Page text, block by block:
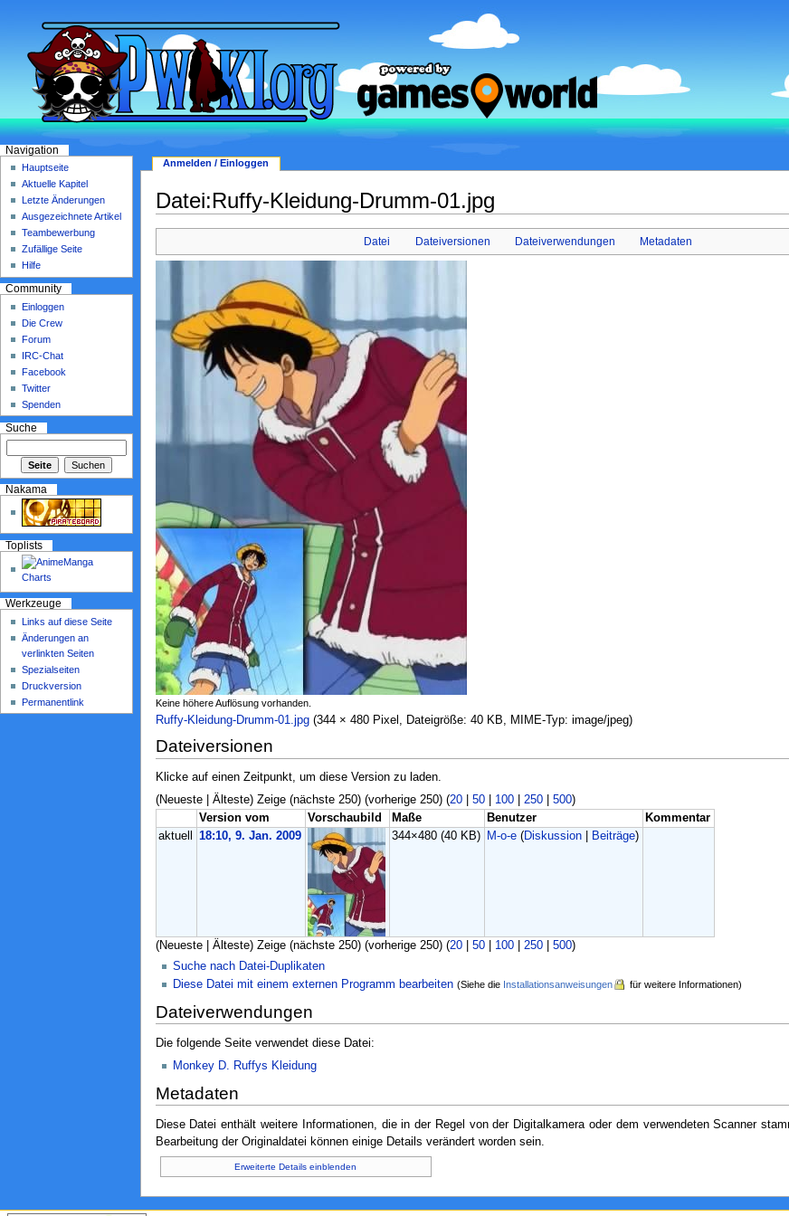
Datei:Ruffy-Kleidung-Drumm-01.jpg
Datei Dateiversionen Dateiverwendungen Metadaten
Keine höhere Auflösung vorhanden.
Ruffy-Kleidung-Drumm-01.jpg‎ (344 × 480 Pixel, Dateigröße: 40 KB, MIME-Typ: image/jpeg)
Dateiversionen
Klicke auf einen Zeitpunkt, um diese Version zu laden.
(Neueste | Älteste) Zeige (nächste 250) (vorherige 250) (20| 50| 100| 250| 500)
Version vom
Vorschaubild Maße Benutzer
Kommentar
aktuell
18:10, 9. Jan. 2009 344×480(40 KB) M-o-e (Diskussion Beiträge)
(Neueste | Älteste) Zeige (nächste 250) (vorherige 250) (20| 50| 100| 250| 500)
Suche nach Datei-Duplikaten
Diese Datei mit einem externen Programm bearbeiten (Siehe die Installationsanweisungen für weitere Informationen)
Dateiverwendungen
Die folgende Seite verwendet diese Datei:
Monkey D. Ruffys Kleidung
Metadaten
Diese Datei enthält weitere Informationen, die in der Regel von der Digitalkamera oder dem verwendeten Scanner
Bearbeitung der Originaldatei können einige Details verändert worden sein.
Erweiterte Details einblenden
Anmelden / Einloggen
Navigation
Hauptseite
Aktuelle Kapitel
Letzte Änderungen
Ausgezeichnete Artikel
Teambewerbung
Zufällige Seite
Hilfe
Community
Einloggen
Die Crew
Forum
IRC-Chat
Facebook
Twitter
Spenden
Suche
Nakama
Toplists
Werkzeuge
Links auf diese Seite
Änderungen an
verlinkten Seiten
Spezialseiten
Druckversion
Permanentlink